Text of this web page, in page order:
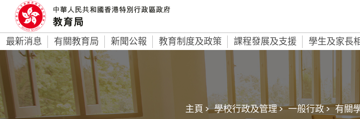
最新消息 有關教育局 新聞公報 教育制度及政策 課程發展及支援 學生及家長
主頁 > 學校行政及管理 > 一般行政 > 有關